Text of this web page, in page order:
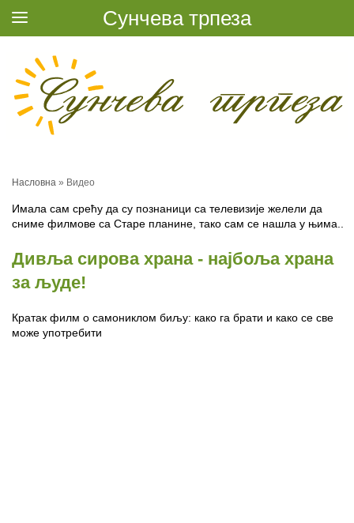
Насловна » Видео
Имала сам срећу да су познаници са телевизије желели да
сниме филмове са Старе планине, тако сам се нашла у њима..
Дивља сирова храна - најбоља храна
за људе!
Кратак филм о самониклом биљу: како га брати и како се све
може употребити
Сунчева трпеза